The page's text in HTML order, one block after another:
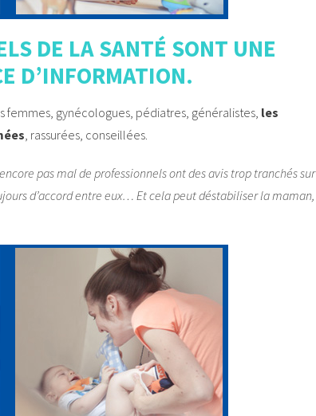
DE LA SANTÉ SONT UNE
D’INFORMATION.
femmes, gynécologues, pédiatres, généralistes, les
, rassurées, conseillées.
pas mal de professionnels ont des avis trop tranchés sur
d’accord entre eux… Et cela peut déstabiliser la maman,